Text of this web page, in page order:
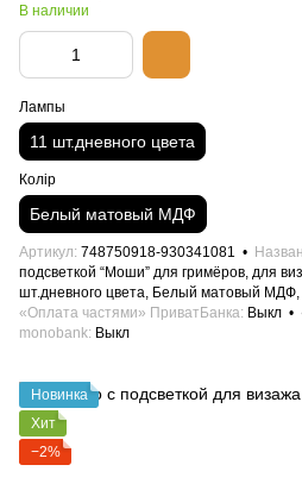
В наличии
Лампы
11 шт.дневного цвета
Колір
Белый матовый МДФ
Артикул 748750918-930341081
подсветкой “Моши” для гримёров, для
шт.дневного цвета, Белый матовый
«Оплата частями» ПриватБанка Выкл
monobank Выкл
Новинка
Хит
−2%